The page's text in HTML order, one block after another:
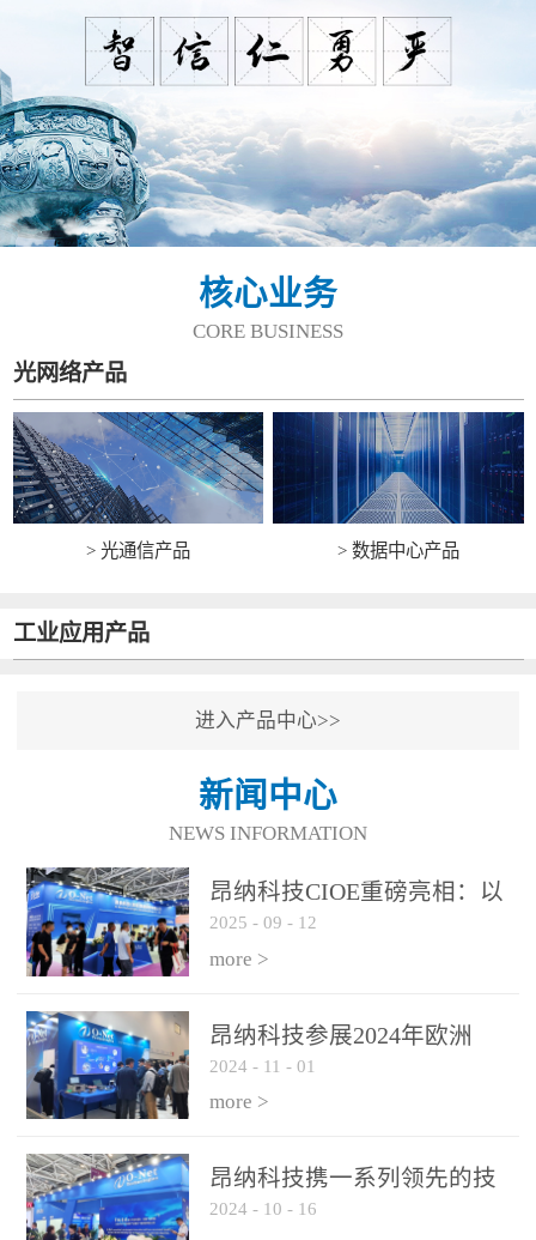
核心业务
CORE BUSINESS
光网络产品
> 光通信产品 > 数据中心产品
工业应用产品
进入产品中心>>
新闻中心
NEWS INFORMATION
昂纳科技CIOE重磅亮相：以
光通信创新引擎，驱动AI与
算力互联新时代
2025 - 09 - 12
more >
昂纳科技参展2024年欧洲
ECOC展会
2024 - 11 - 01
more >
昂纳科技携一系列领先的技
术平台和优秀产品参展2024
2024 - 10 - 16